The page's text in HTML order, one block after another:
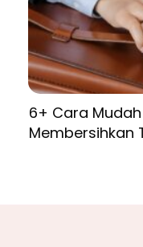
6+ Cara
Membersihkan